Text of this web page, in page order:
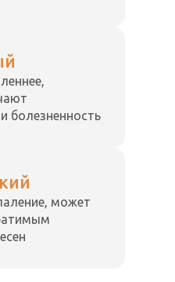
болезненность
может